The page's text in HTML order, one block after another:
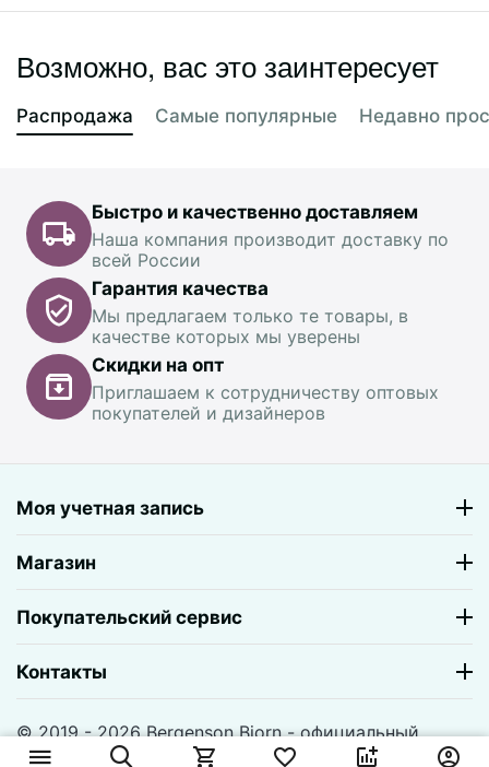
Возможно, вас это заинтересует
Распродажа Самые популярные Недавно
Быстро и качественно доставляем
Наша компания производит доставку по
всей России
Гарантия качества
Мы предлагаем только те товары, в
качестве которых мы уверены
Скидки на опт
Приглашаем к сотрудничеству оптовых
покупателей и дизайнеров
Моя учетная запись
Магазин
Покупательский сервис
Контакты
© 2019 - 2026 Bergenson Bjorn - официальный
магазин. На базе
CS-Cart и премиум темы —
© AB: